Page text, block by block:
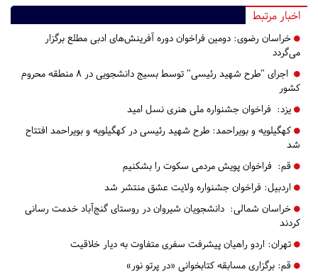
اخبار مرتبط
خراسان رضوی: دومین فراخوان دوره آفرینش‌های ادبی مطلع برگزار
می‌گردد
اجرای "طرح شهید رئیسی" توسط بسیج دانشجویی در ۸ منطقه محروم
کشور
یزد: فراخوان جشنواره ملی هنری نسل امید
کهگیلویه و بویراحمد: طرح شهید رئیسی در کهگیلویه و بویراحمد افتتاح
شد
قم: فراخوان پویش مردمی سکوت را بشکنیم
اردبیل: فراخوان جشنواره ولایت عشق منتشر شد
خراسان شمالی: دانشجویان شیروان در روستای گنج‌آباد خدمت رسانی
کردند
تهران: اردو راهیان پیشرفت سفری متفاوت به دیار خلاقیت
قم: برگزاری مسابقه کتابخوانی «در پرتو نور»